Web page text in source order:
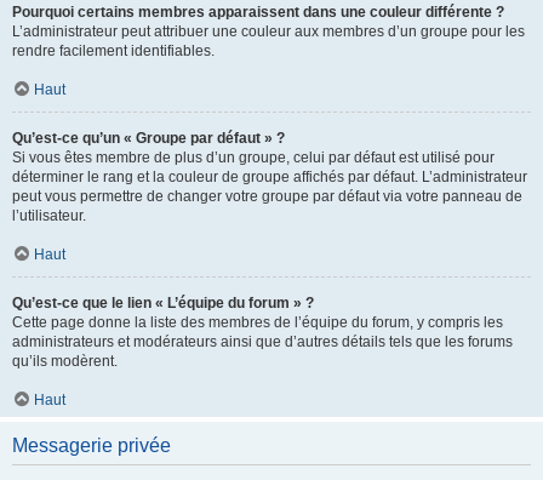
Pourquoi certains membres apparaissent dans une couleur différente ?
L’administrateur peut attribuer une couleur aux membres d’un groupe pour les
rendre facilement identifiables.
Haut
Qu’est-ce qu’un « Groupe par défaut » ?
Si vous êtes membre de plus d’un groupe, celui par défaut est utilisé pour
déterminer le rang et la couleur de groupe affichés par défaut. L’administrateur
peut vous permettre de changer votre groupe par défaut via votre panneau de
l’utilisateur.
Haut
Qu’est-ce que le lien « L’équipe du forum » ?
Cette page donne la liste des membres de l’équipe du forum, y compris les
administrateurs et modérateurs ainsi que d’autres détails tels que les forums
qu’ils modèrent.
Haut
Messagerie privée